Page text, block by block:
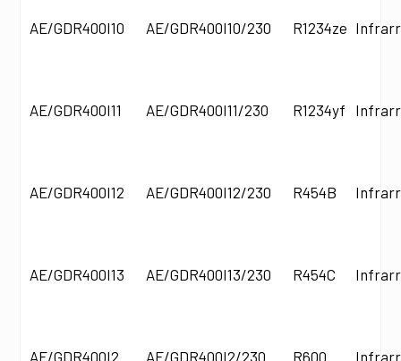
AE/GDR400I10 AE/GDR400I10/230 R1234ze
AE/GDR400I11 AE/GDR400I11/230 R1234yf
AE/GDR400I12 AE/GDR400I12/230 R454B
AE/GDR400I13 AE/GDR400I13/230 R454C
AE/GDR400I2 AE/GDR400I2/230 R600